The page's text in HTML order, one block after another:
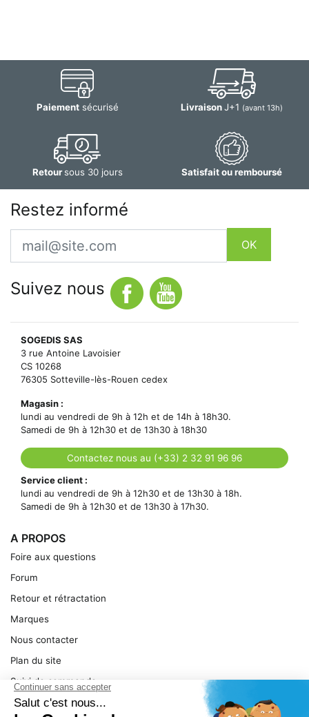
Paiementsécurisé LivraisonJ+1 (avant 13h)
Retoursous 30 jours Satisfait ou remboursé
Restez informé
Email
OK
Suivez nous
SOGEDIS SAS
3 rue Antoine Lavoisier
CS 10268
76305 Sotteville-lès-Rouen cedex
Magasin :
lundi au vendredi de 9h à 12h et de 14h à 18h30.
Samedi de 9h à 12h30 et de 13h30 à 18h30
Contactez nous au (+33) 2 32 91 96 96
Service client :
lundi au vendredi de 9h à 12h30 et de 13h30 à 18h.
Samedi de 9h à 12h30 et de 13h30 à 17h30.
A PROPOS
Foire aux questions
Forum
Retour et rétractation
Marques
Nous contacter
Plan du site
Suivi de commande
Ma facture